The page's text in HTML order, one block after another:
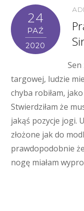
24
PAŹ
2020
targowej, ludzie
chyba robiłam,
Stwierdziłam że
jakąś pozycje jogi.
złożone jak do
prawdopodobnie
nogę miałam